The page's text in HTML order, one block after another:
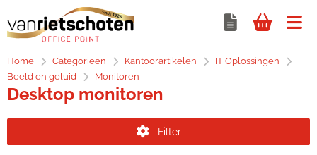
Home Categorieën Kantoorartikelen
IT Oplossingen
Beeld en geluid
Monitoren
Desktop monitoren
Filter